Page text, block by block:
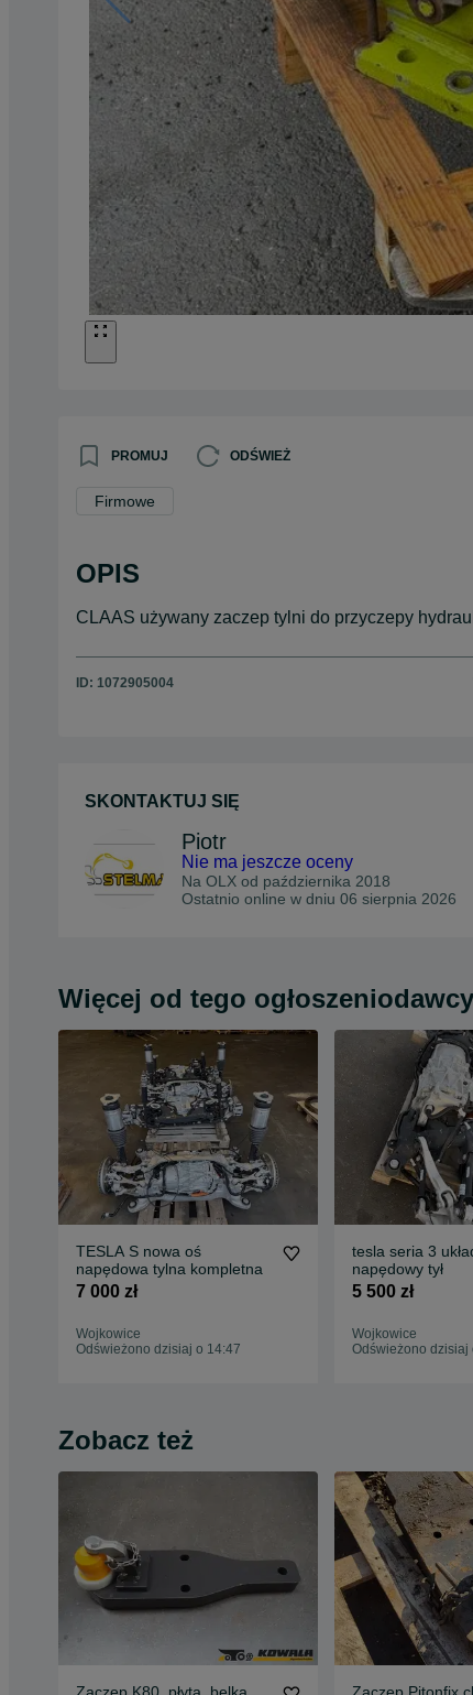
PROMUJ ODŚWIEŻ
Firmowe
OPIS
CLAAS używany zaczep tylni do przyczepy
ID: 1072905004
SKONTAKTUJ SIĘ
Piotr
Nie ma jeszcze oceny
Na OLX od października 2018
Ostatnio online w dniu 06 sierpnia 2026
Więcej od tego ogłoszeniodawcy
TESLA S nowa oś
napędowa tylna kompletna
7 000 zł
Wojkowice
Odświeżono dzisiaj o 14:47
tesla seria 3
napędowy tył
5 500 zł
Wojkowice
Odświeżono dzisiaj
Zobacz też